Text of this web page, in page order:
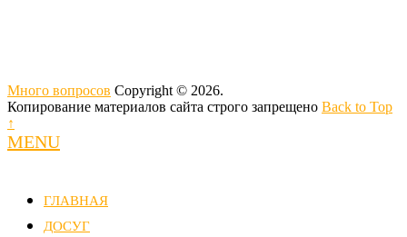
Много вопросов Copyright © 2026.
Копирование материалов сайта строго запрещено Back to Top
↑
MENU
ГЛАВНАЯ
ДОСУГ